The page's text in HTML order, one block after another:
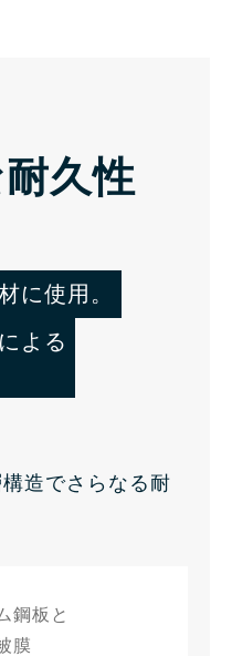
久性
に使用。
よる
造でさらなる耐
鋼板と
膜